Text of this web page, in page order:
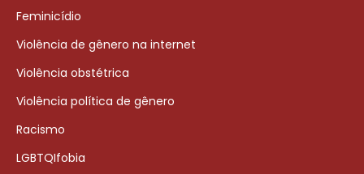
Feminicídio
Violência de gênero na internet
Violência obstétrica
Violência política de gênero
Racismo
LGBTQIfobia